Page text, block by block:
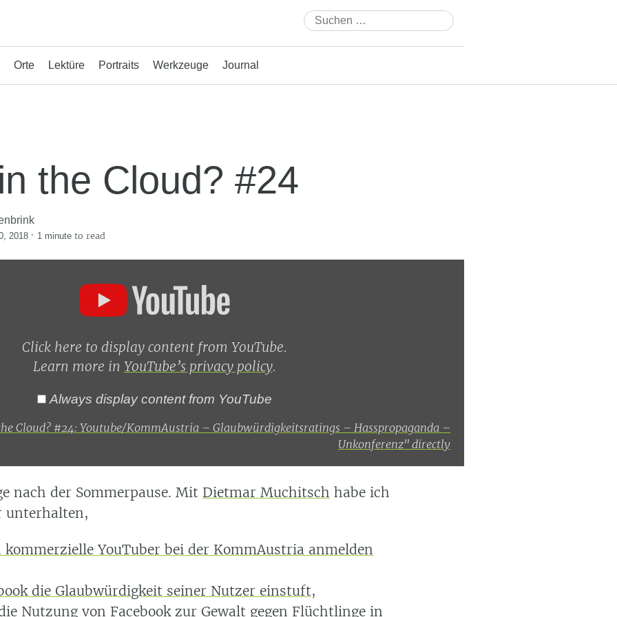
Suchen
nach:
Orte Lektüre Portraits Werkzeuge Journal
the Cloud? #24
2018 · 1 minute to read
Click here to display content from YouTube.
Learn more in YouTube’s privacy policy.
Always display content from YouTube
Cloud? #24: Youtube/KommAustria – Glaubwürdigkeitsratings – Hasspropaganda –
Unkonferenz" directly
nach der Sommerpause. Mit Dietmar Muchitsch habe ich
unterhalten,
kommerzielle YouTuber bei der KommAustria anmelden
die Glaubwürdigkeit seiner Nutzer einstuft,
Nutzung von Facebook zur Gewalt gegen Flüchtlinge in